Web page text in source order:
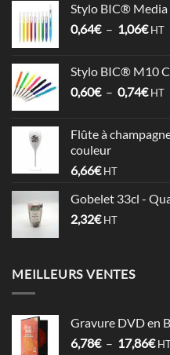
à
Stylo BIC® Media
0,64€ – 1,06€Plage
à
HT
Stylo BIC® M10
0,60€ – 0,74€Plage
HT
Flûte à
couleur
6,66€ HT
Gobelet 33cl -
2,32€ HT
MEILLEURS VENTES
Gravure DVD en
6,78€ – 17,86€